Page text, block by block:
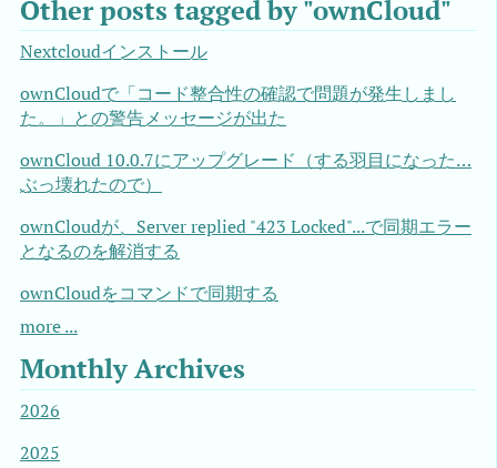
Other posts tagged by "ownCloud"
Nextcloudインストール
ownCloudで「コード整合性の確認で問題が発生しまし
た。」との警告メッセージが出た
ownCloud 10.0.7にアップグレード（する羽目になった…
ぶっ壊れたので）
ownCloudが、Server replied "423 Locked"...で同期エラー
となるのを解消する
ownCloudをコマンドで同期する
more ...
Monthly Archives
2026
2025